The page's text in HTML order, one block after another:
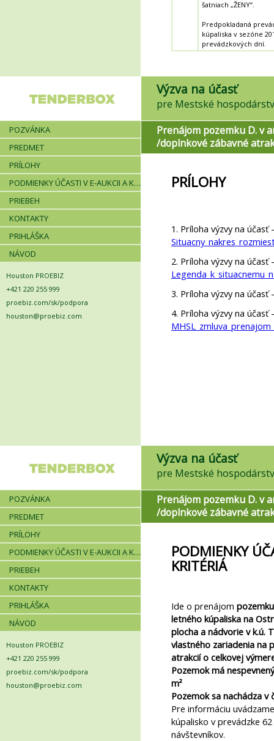
šatniach „ŽENY“.
Predpokladaná
kúpaliska v sezóne
prevádzkových dní.
Výzva na účasť
pre Mestské
POZVÁNKA
PREDMET
PRÍLOHY
PODMIENKY ÚČASTI V E-AUKCII A KRITÉRIÁ
PRIEBEH
KONTAKTY
PRIHLÁŠKA
NÁVOD
Houston PROEBIZ
+421 220 255 999
proebiz.com/sk/podpora
houston@proebiz.com
Prenájom pozemku D. v
/doplnkové zábavné
PRÍLOHY
1. Príloha výzvy na účasť -
2. Príloha výzvy na účasť -
3. Príloha výzvy na účasť
4. Príloha výzvy na účasť -
Výzva na účasť
pre Mestské
POZVÁNKA
PREDMET
PRÍLOHY
PODMIENKY ÚČASTI V E-AUKCII A KRITÉRIÁ
PRIEBEH
KONTAKTY
PRIHLÁŠKA
NÁVOD
Houston PROEBIZ
+421 220 255 999
proebiz.com/sk/podpora
houston@proebiz.com
Prenájom pozemku D. v
/doplnkové zábavné
PODMIENKY
KRITÉRIÁ
Ide o prenájom
letného kúpaliska na
plocha a nádvorie v k.ú.
vlastného zariadenia na
atrakcií o celkovej
Pozemok má
m²
Pozemok sa nachádza v
Pre informáciu
kúpalisko v prevádzke
návštevníkov.